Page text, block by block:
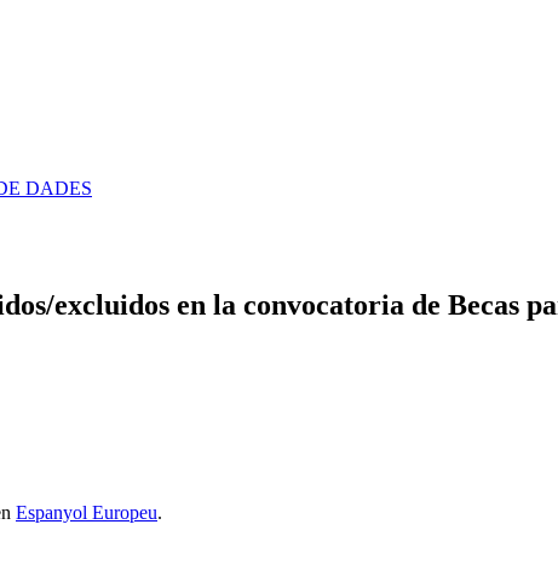
DADES
excluidos en la convocatoria de Becas
Espanyol Europeu.